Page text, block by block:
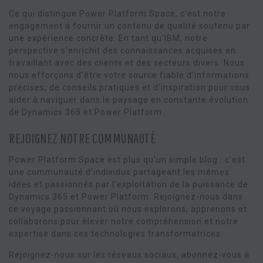
Ce qui distingue Power Platform Space, c'est notre
engagement à fournir un contenu de qualité soutenu par
une expérience concrète. En tant qu'IBM, notre
perspective s'enrichit des connaissances acquises en
travaillant avec des clients et des secteurs divers. Nous
nous efforçons d'être votre source fiable d'informations
précises, de conseils pratiques et d'inspiration pour vous
aider à naviguer dans le paysage en constante évolution
de Dynamics 365 et Power Platform.
REJOIGNEZ NOTRE COMMUNAUTÉ
Power Platform Space est plus qu'un simple blog : c'est
une communauté d'individus partageant les mêmes
idées et passionnés par l'exploitation de la puissance de
Dynamics 365 et Power Platform. Rejoignez-nous dans
ce voyage passionnant où nous explorons, apprenons et
collaborons pour élever notre compréhension et notre
expertise dans ces technologies transformatrices.
Rejoignez-nous sur les réseaux sociaux, abonnez-vous à